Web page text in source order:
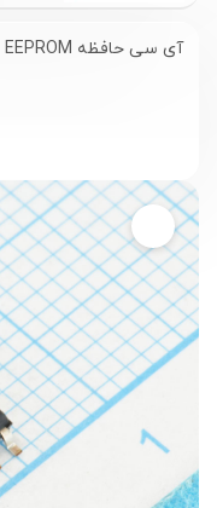
آی سی حافظه EEPROM